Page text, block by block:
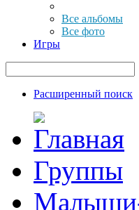
Все альбомы
Все фото
Игры
Расширенный поиск
Группы